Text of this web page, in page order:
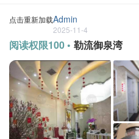
点击重新加载Admin
2025-11-4
阅读权限100 • 勒流御泉湾